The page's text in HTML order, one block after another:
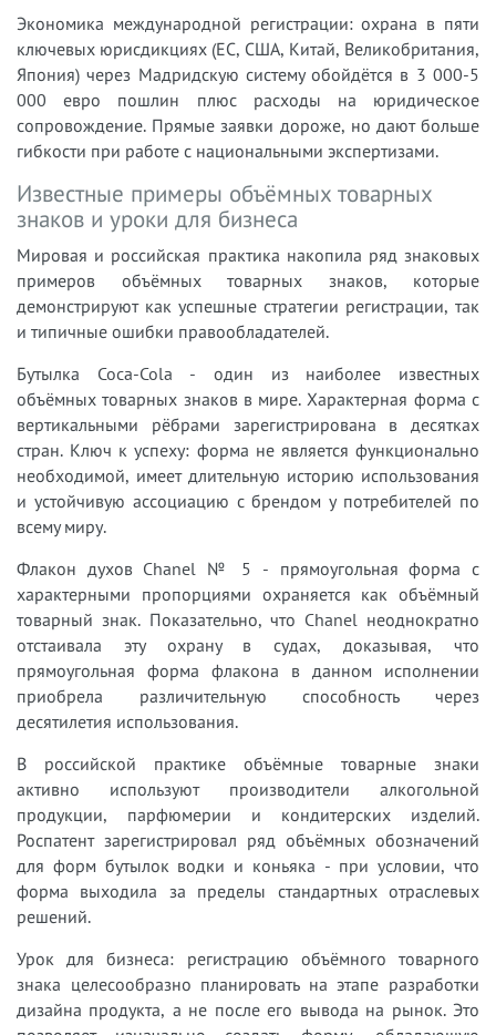
Экономика международной регистрации: охрана в пяти
ключевых юрисдикциях (ЕС, США, Китай, Великобритания,
Япония) через Мадридскую систему обойдётся в 3 000-5
000 евро пошлин плюс расходы на юридическое
сопровождение. Прямые заявки дороже, но дают больше
гибкости при работе с национальными экспертизами.
Известные примеры объёмных товарных
знаков и уроки для бизнеса
Мировая и российская практика накопила ряд знаковых
примеров объёмных товарных знаков, которые
демонстрируют как успешные стратегии регистрации, так
и типичные ошибки правообладателей.
Бутылка Coca-Cola - один из наиболее известных
объёмных товарных знаков в мире. Характерная форма с
вертикальными рёбрами зарегистрирована в десятках
стран. Ключ к успеху: форма не является функционально
необходимой, имеет длительную историю использования
и устойчивую ассоциацию с брендом у потребителей по
всему миру.
Флакон духов Chanel № 5 - прямоугольная форма с
характерными пропорциями охраняется как объёмный
товарный знак. Показательно, что Chanel неоднократно
отстаивала эту охрану в судах, доказывая, что
прямоугольная форма флакона в данном исполнении
приобрела различительную способность через
десятилетия использования.
В российской практике объёмные товарные знаки
активно используют производители алкогольной
продукции, парфюмерии и кондитерских изделий.
Роспатент зарегистрировал ряд объёмных обозначений
для форм бутылок водки и коньяка - при условии, что
форма выходила за пределы стандартных отраслевых
решений.
Урок для бизнеса: регистрацию объёмного товарного
знака целесообразно планировать на этапе разработки
дизайна продукта, а не после его вывода на рынок. Это